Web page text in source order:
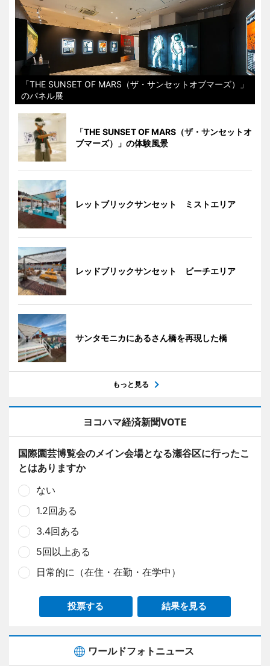
「THE SUNSET OF MARS（ザ・サンセットオブマーズ）」
のパネル展
「THE SUNSET OF MARS（ザ・サンセットオ
ブマーズ）」の体験風景
レットブリックサンセット ミストエリア
レッドブリックサンセット ビーチエリア
サンタモニカにあるさん橋を再現した橋
もっと見る
ヨコハマ経済新聞VOTE
国際園芸博覧会のメイン会場となる瀬谷区に行ったこ
とはありますか
ない
1.2回ある
3.4回ある
5回以上ある
日常的に（在住・在勤・在学中）
投票する 結果を見る
ワールドフォトニュース